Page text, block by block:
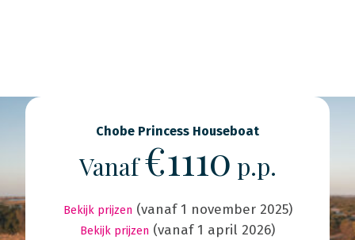
Chobe Princess Houseboat
Vanaf€1110 p.p.
Bekijk prijzen (vanaf 1 november 2025)
Bekijk prijzen (vanaf 1 april 2026)